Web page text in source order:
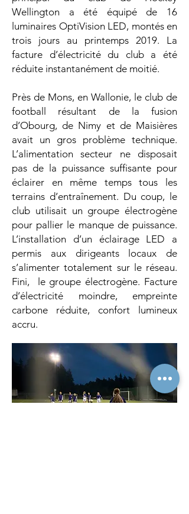
Wellington a été équipé de 16
luminaires OptiVision LED, montés en
trois jours au printemps 2019. La
facture d’électricité du club a été
réduite instantanément de moitié.
Près de Mons, en Wallonie, le club de
football résultant de la fusion
d’Obourg, de Nimy et de Maisières
avait un gros problème technique.
L’alimentation secteur ne disposait
pas de la puissance suffisante pour
éclairer en même temps tous les
terrains d’entraînement. Du coup, le
club utilisait un groupe électrogène
pour pallier le manque de puissance.
L’installation d’un éclairage LED a
permis aux dirigeants locaux de
s’alimenter totalement sur le réseau.
Fini, le groupe électrogène. Facture
d’électricité moindre, empreinte
carbone réduite, confort lumineux
accru.